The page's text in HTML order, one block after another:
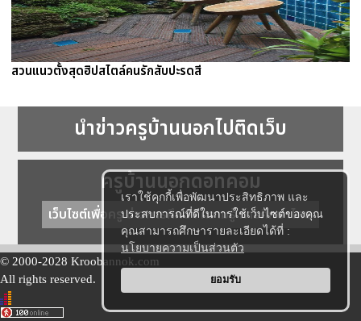
เราใช้คุกกี้เพื่อพัฒนาประสิทธิภาพ และ
ประสบการณ์ที่ดีในการใช้เว็บไซต์ของคุณ
คุณสามารถศึกษารายละเอียดได้ที่ :
นโยบายความเป็นส่วนตัว
ยอมรับ
สวนแนวตั้งสุดฮิปสไตล์คนรักสับปะรดสี
นำข่าวครูบ้านนอกไปติดเว็บ
ครูบ้านนอกดอทคอม
เว็บไซต์เพื่อครู ข่าวการศึกษา ความรู้ การศึกษาไทย
© 2000-2028 Kroobannok.com
All rights reserved.